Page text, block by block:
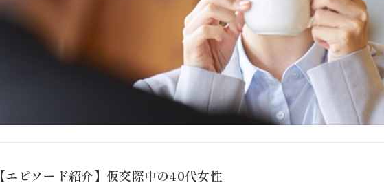
【エピソード紹介】仮交際中の40代女性